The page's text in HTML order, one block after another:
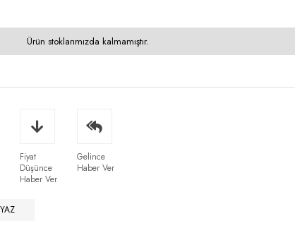
Ürün stoklarımızda kalmamıştır.
Fiyat
Düşünce
Haber Ver
Gelince
Haber Ver